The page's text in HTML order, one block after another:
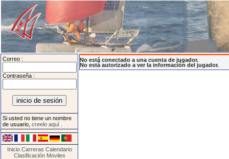
Correo :
Contraseña :
Si usted no tiene un nombre
de usuario, creelo aquí
Inicio Carreras Calendario
Clasificación Moviles
No está conectado a una cuenta de jugador.
No está autorizado a ver la información del jugador.